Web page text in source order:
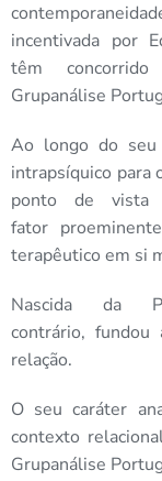
incentivada por
têm
Grupanálise
Ao longo do seu
intrapsíquico para
ponto de vista
fator
terapêutico em si
Nascida da
contrário,
relação.
O seu caráter
contexto
Grupanálise